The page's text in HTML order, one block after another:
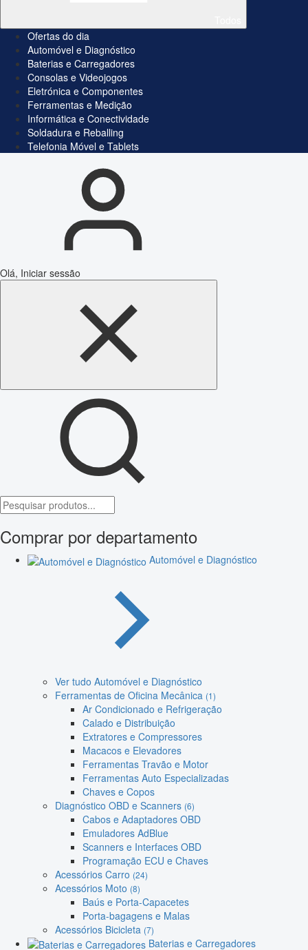
Ofertas do dia
Automóvel e Diagnóstico
Baterias e Carregadores
Consolas e Videojogos
Eletrónica e Componentes
Ferramentas e Medição
Informática e Conectividade
Soldadura e Reballing
Telefonia Móvel e Tablets
Olá, Iniciar sessão
Comprar por departamento
Automóvel e Diagnóstico
Ver tudo Automóvel e Diagnóstico
Ferramentas de Oficina Mecânica (1)
Ar Condicionado e Refrigeração
Calado e Distribuição
Extratores e Compressores
Macacos e Elevadores
Ferramentas Travão e Motor
Ferramentas Auto Especializadas
Chaves e Copos
Diagnóstico OBD e Scanners (6)
Cabos e Adaptadores OBD
Emuladores AdBlue
Scanners e Interfaces OBD
Programação ECU e Chaves
Acessórios Carro (24)
Acessórios Moto (8)
Baús e Porta-Capacetes
Porta-bagagens e Malas
Acessórios Bicicleta (7)
Baterias e Carregadores